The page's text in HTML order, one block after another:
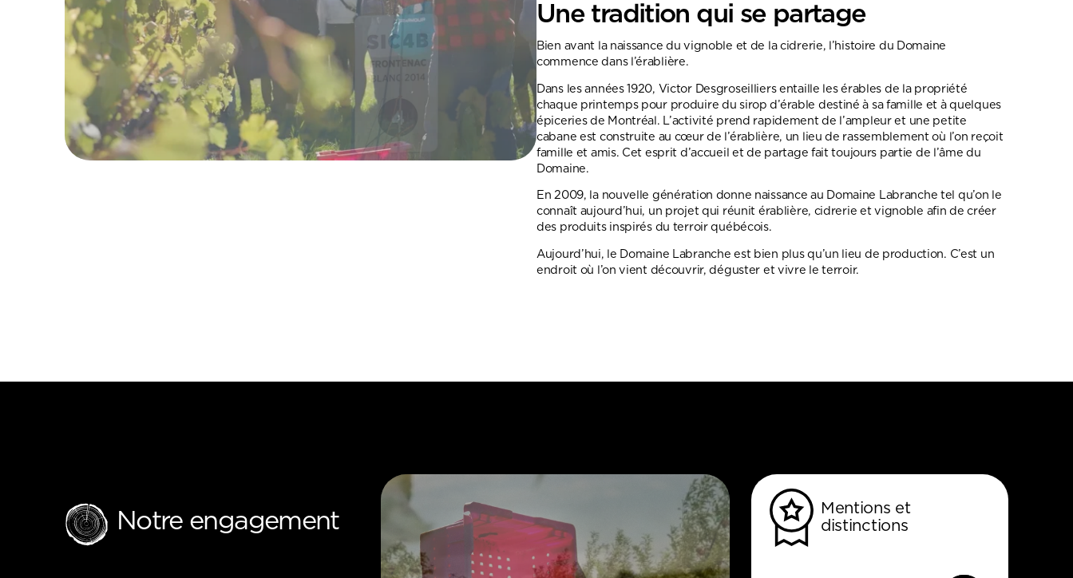
Une tradition qui se partage
Bien avant la naissance du vignoble et de la cidrerie, l’histoire du Domaine
commence dans l’érablière.
Dans les années 1920, Victor Desgroseilliers entaille les érables de la propriété
chaque printemps pour produire du sirop d’érable destiné à sa famille et à quelques
épiceries de Montréal. L’activité prend rapidement de l’ampleur et une petite
cabane est construite au cœur de l’érablière, un lieu de rassemblement où l’on reçoit
famille et amis. Cet esprit d’accueil et de partage fait toujours partie de l’âme du
Domaine.
En 2009, la nouvelle génération donne naissance au Domaine Labranche tel qu’on le
connaît aujourd’hui, un projet qui réunit érablière, cidrerie et vignoble afin de créer
des produits inspirés du terroir québécois.
Aujourd’hui, le Domaine Labranche est bien plus qu’un lieu de production. C’est un
endroit où l’on vient découvrir, déguster et vivre le terroir.
Notre engagement
Mentions et
distinctions